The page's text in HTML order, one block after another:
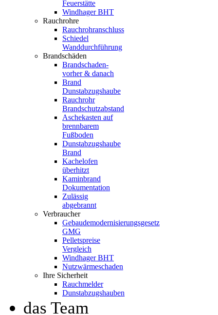
Feuerstätte
Windhager BHT
Rauchrohre
Rauchrohranschluss
Schiedel
Wanddurchführung
Brandschäden
Brandschaden-
vorher & danach
Brand
Dunstabzugshaube
Rauchrohr
Brandschutzabstand
Aschekasten auf
brennbarem
Fußboden
Dunstabzugshaube
Brand
Kachelofen
überhitzt
Kaminbrand
Dokumentation
Zulässig
abgebrannt
Verbraucher
Gebaudemodernisierungsgesetz
GMG
Pelletspreise
Vergleich
Windhager BHT
Nutzwärmeschaden
Ihre Sicherheit
Rauchmelder
Dunstabzugshauben
das Team